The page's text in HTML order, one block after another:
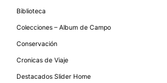
Biblioteca
Colecciones – Album de Campo
Conservación
Cronicas de Viaje
Destacados Slider Home